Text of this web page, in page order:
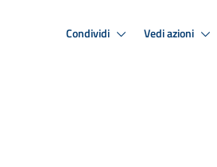
Condividi Vedi azioni